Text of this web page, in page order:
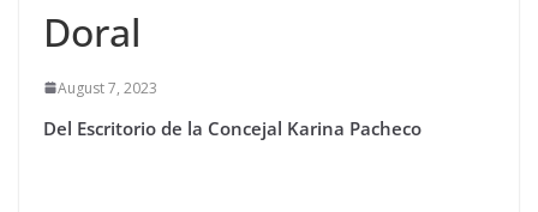
Doral
August 7, 2023
Del Escritorio de la Concejal Karina Pacheco